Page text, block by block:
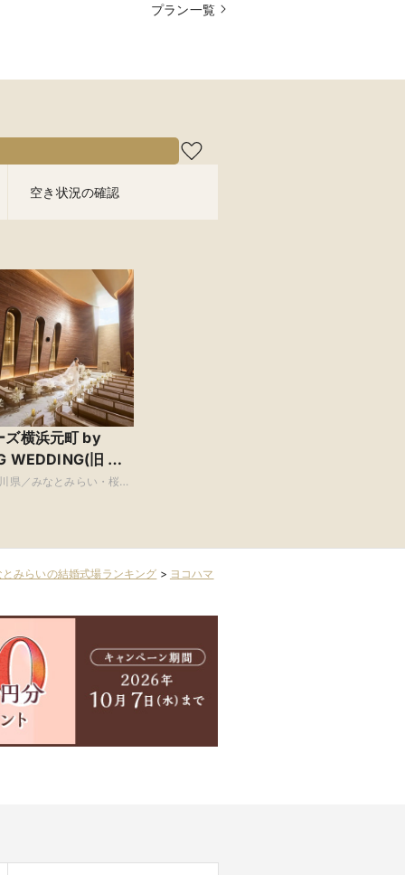
プラン一覧
空き状況の確認
ズ横浜元町 by
WEDDING(旧 山
賓館 横浜)
県／みなとみらい・桜木
とみらいの結婚式場ランキング > ヨコハマ